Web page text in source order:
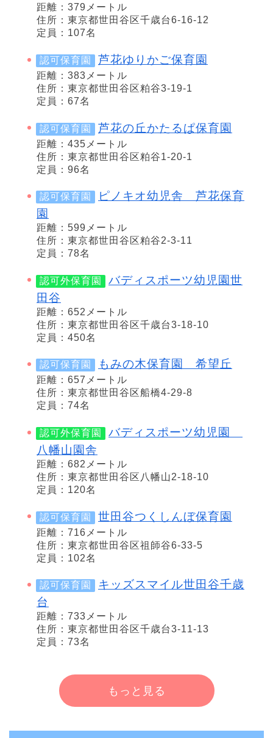
距離：379メートル
住所：東京都世田谷区千歳台6-16-12
定員：107名
認可保育園 芦花ゆりかご保育園
距離：383メートル
住所：東京都世田谷区粕谷3-19-1
定員：67名
認可保育園 芦花の丘かたるぱ保育園
距離：435メートル
住所：東京都世田谷区粕谷1-20-1
定員：96名
認可保育園
ピノキオ幼児舎 芦花保育
園
距離：599メートル
住所：東京都世田谷区粕谷2-3-11
定員：78名
認可外保育園
バディスポーツ幼児園世
田谷
距離：652メートル
住所：東京都世田谷区千歳台3-18-10
定員：450名
認可保育園 もみの木保育園 希望丘
距離：657メートル
住所：東京都世田谷区船橋4-29-8
定員：74名
認可外保育園
バディスポーツ幼児園
八幡山園舎
距離：682メートル
住所：東京都世田谷区八幡山2-18-10
定員：120名
認可保育園 世田谷つくしんぼ保育園
距離：716メートル
住所：東京都世田谷区祖師谷6-33-5
定員：102名
認可保育園
キッズスマイル世田谷千歳
台
距離：733メートル
住所：東京都世田谷区千歳台3-11-13
定員：73名
もっと見る